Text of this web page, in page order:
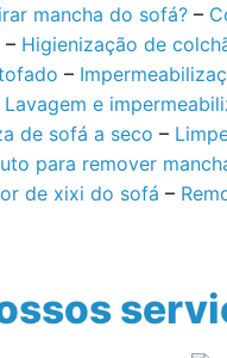
mancha do sofá? –
– Higienização de
–
Lavagem e
de sofá a seco –
para remover
de xixi do sofá –